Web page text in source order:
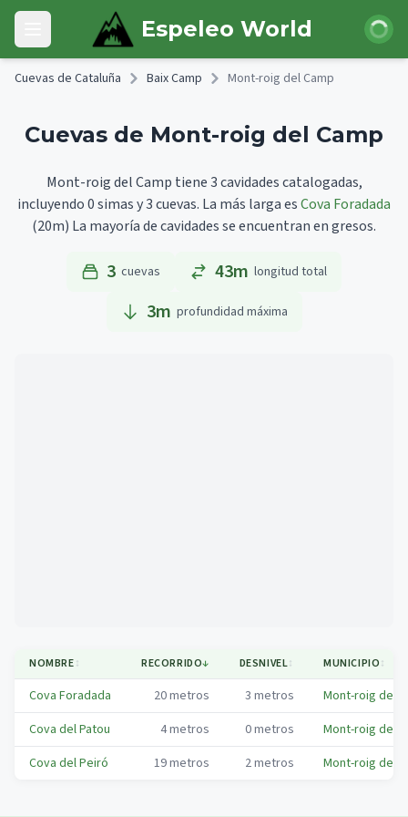
Skip to main content
Open main menu Espeleo World Iniciar
Cuevas de Cataluña Baix Camp Mont-roig del Camp
Cuevas de Mont-roig del Camp
Mont-roig del Camp tiene 3 cavidades catalogadas,
incluyendo 0 simas y 3 cuevas. La más larga esCova Foradada
(20m) La mayoría de cavidades se encuentran en gresos.
3 cuevas 43m longitud total
3m profundidad máxima
NOMBRE↕ RECORRIDO↓ DESNIVEL↕ MUNICIPIO↕
Cova Foradada 20metros 3 metros
Mont-roig del
Cova del Patou
4metros 0metros
Mont-roig del
Cova del Peiró
19metros 2metros Mont-roig del